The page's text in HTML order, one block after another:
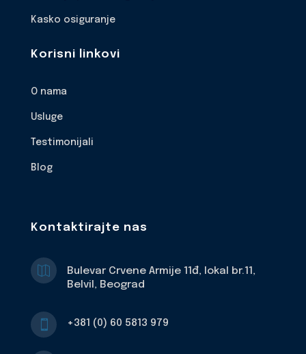
Kasko osiguranje
Korisni linkovi
O nama
Usluge
Testimonijali
Blog
Kontaktirajte nas

Bulevar Crvene Armije 11đ, lokal br.11,
Belvil, Beograd
 +381 (0) 60 5813 979